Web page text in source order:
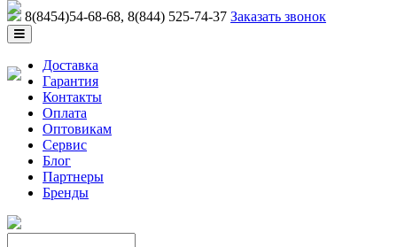
8(8454)54-68-68, 8(844) 525-74-37 Заказать звонок
Доставка
Гарантия
Контакты
Оплата
Оптовикам
Сервис
Блог
Партнеры
Бренды